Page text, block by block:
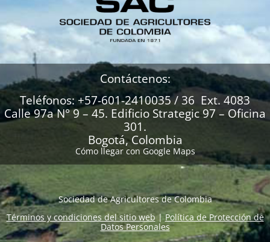
Contáctenos:
Teléfonos: +57-601-2410035 / 36 Ext. 4083
Calle 97a N° 9 – 45. Edificio Strategic 97 – Oficina
301.
Bogotá, Colombia
Cómo llegar con Google Maps
Sociedad de Agricultores de Colombia
Términos y condiciones del sitio web|Política de Protección de
Datos Personales